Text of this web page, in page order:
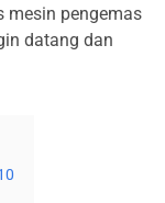
mesin pengemas
datang dan